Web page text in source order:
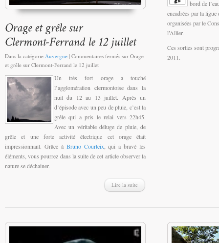
Dans la catégorie Auvergne | Commentaires fermés sur Orage
et grêle sur Clermont-Ferrand le 12 juillet
Un très fort orage a touché
l’agglomération clermontoise dans la
nuit du 12 au 13 juillet. Après un
d’épisode avec un peu de pluie, c’est la
grêle qui a pris le relai vers 22h45.
Avec un véritable déluge de pluie, de
grêle et une forte activité électrique cet orage était
impressionnant. Grâce à Bruno Courteix , qui a bravé les
éléments, vous pourrez dans la suite de cet article observer la
nature se déchainer.
Lire la suite
bord de
encadrées par la
organisées par le
l’Allier.
Ces sorties sont
2011.